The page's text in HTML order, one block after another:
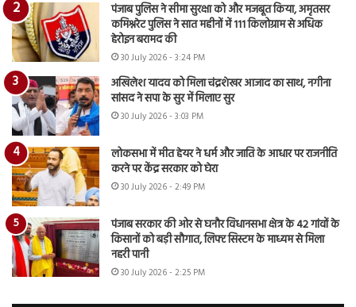
पंजाब पुलिस ने सीमा सुरक्षा को और मजबूत किया, अमृतसर
कमिश्नरेट पुलिस ने सात महीनों में 111 किलोग्राम से अधिक
हेरोइन बरामद की
30 July 2026 - 3:24 PM
अखिलेश यादव को मिला चंद्रशेखर आजाद का साथ, नगीना
सांसद ने सपा के सुर में मिलाए सुर
30 July 2026 - 3:03 PM
लोकसभा में मीत हेयर ने धर्म और जाति के आधार पर राजनीति
करने पर केंद्र सरकार को घेरा
30 July 2026 - 2:49 PM
पंजाब सरकार की ओर से घनौर विधानसभा क्षेत्र के 42 गांवों के
किसानों को बड़ी सौगात, लिफ्ट सिस्टम के माध्यम से मिला
नहरी पानी
30 July 2026 - 2:25 PM